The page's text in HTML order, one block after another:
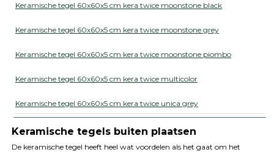
Keramische tegel 60x60x5 cm kera twice moonstone black
Keramische tegel 60x60x5 cm kera twice moonstone grey
Keramische tegel 60x60x5 cm kera twice moonstone piombo
Keramische tegel 60x60x5 cm kera twice multicolor
Keramische tegel 60x60x5 cm kera twice unica grey
Keramische tegels buiten plaatsen
De keramische tegel heeft heel wat voordelen als het gaat om het